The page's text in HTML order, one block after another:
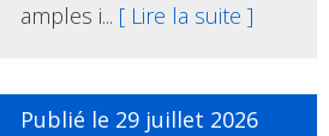
amples i... [ Lire la suite ]
Publié le 29 juillet 2026